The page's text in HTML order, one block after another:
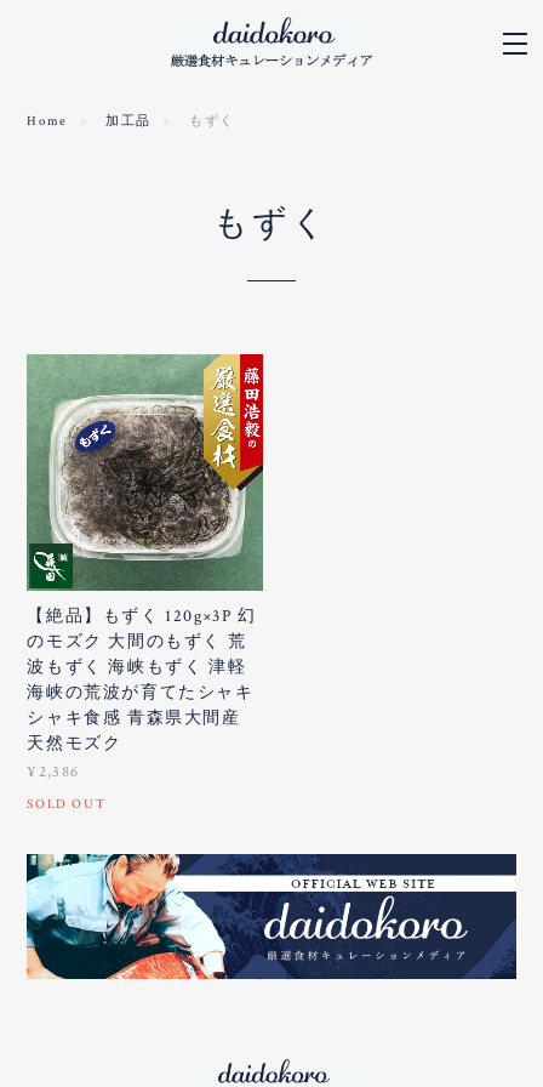
Home 加工品 もずく
もずく
【絶品】もずく 120g×3P 幻
のモズク 大間のもずく 荒
波もずく 海峡もずく 津軽
海峡の荒波が育てたシャキ
シャキ食感 青森県大間産
天然モズク
¥2,386
SOLD OUT